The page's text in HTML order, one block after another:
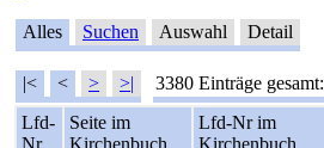
Alles Suchen Auswahl Detail
|< < > >| 3380 Einträge gesamt:
Lfd-
Nr
Seite im
Kirchenbuch
Lfd-Nr im
Kirchenbuch